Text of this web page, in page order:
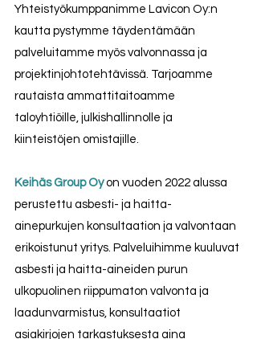
Yhteistyökumppanimme Lavicon Oy:n
kautta pystymme täydentämään
palveluitamme myös valvonnassa ja
projektinjohtotehtävissä. Tarjoamme
rautaista ammattitaitoamme
taloyhtiöille, julkishallinnolle ja
kiinteistöjen omistajille.
Keihäs Group Oy on vuoden 2022 alussa
perustettu asbesti- ja haitta-
ainepurkujen konsultaation ja valvontaan
erikoistunut yritys. Palveluihimme kuuluvat
asbesti ja haitta-aineiden purun
ulkopuolinen riippumaton valvonta ja
laadunvarmistus, konsultaatiot
asiakirjojen tarkastuksesta aina